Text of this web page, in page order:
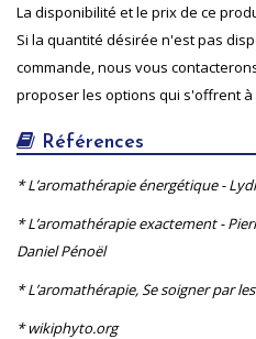
La disponibilité et le prix de ce
Si la quantité désirée n'est pas
commande, nous vous
proposer les options qui s'offrent à
Références
* L’aromathérapie énergétique -
* L’aromathérapie exactement -
Daniel Pénoël
* L’aromathérapie, Se soigner par
* wikiphyto.org